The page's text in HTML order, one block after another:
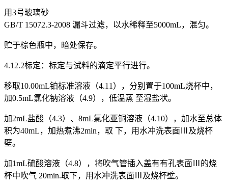
用3号玻璃砂
GB/T 15072.3-2008 漏斗过滤，以水稀释至5000mL，混匀。
贮于棕色瓶中，暗处保存。
4.12.2标定：标定与试料的滴定平行进行。
移取10.00mL铂标准溶液（4.11），分别置于100mL烧杯中，
加0.5mL氯化钠溶液（4.9），低温蒸 至湿盐状。
加2mL盐酸（4.3）、8mL氯化亚铜溶液（4.10），加水至总体
积为40mL，加热煮沸2min，取 下，用水冲洗表面Ⅲ及烧杯
壁。
加1mL硫酸溶液（4.8），将吹气管插入盖有有孔表面Ⅲ的烧
杯中吹气 20min.取下，用水冲洗表面Ⅲ及烧杯壁。